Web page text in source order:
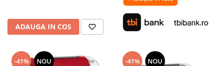
ADAUGA IN COS
-41% NOU -41% NOU